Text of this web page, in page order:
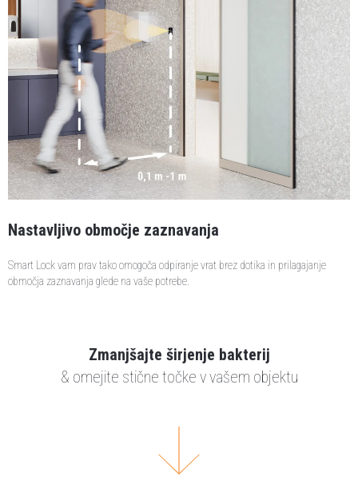
Nastavljivo območje zaznavanja
Smart Lock vam prav tako omogoča odpiranje vrat brez dotika in prilagajanje
območja zaznavanja glede na vaše potrebe.
Zmanjšajte širjenje bakterij
& omejite stične točke v vašem objektu